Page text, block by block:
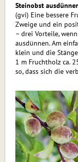
Steinobst
(gvi) Eine bessere
Zweige und ein
– drei Vorteile,
ausdünnen. Am
klein und die
1 m Fruchtholz ca.
so, dass sich die